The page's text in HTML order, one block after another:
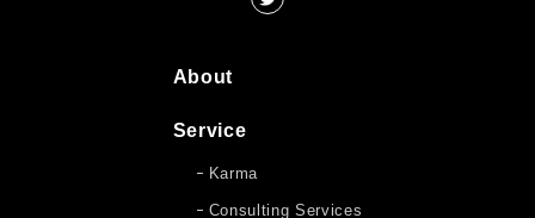
About
Service
Karma
Consulting Services